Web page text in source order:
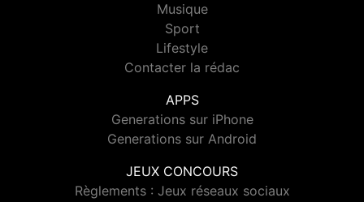
Musique
Sport
Lifestyle
Contacter la rédac
APPS
Generations sur iPhone
Generations sur Android
JEUX CONCOURS
Règlements : Jeux réseaux sociaux